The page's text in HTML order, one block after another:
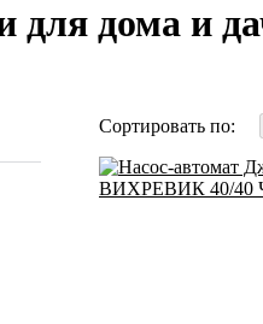
для дома и
Сортировать по: